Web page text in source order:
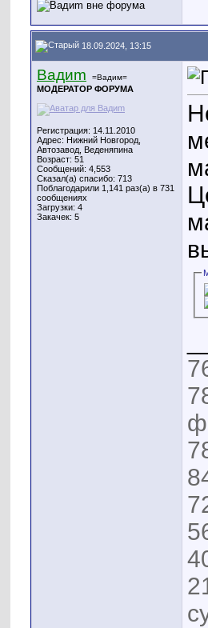
18.09.2024, 13:15
Вадиm =Вадим=
МОДЕРАТОР ФОРУМА
Регистрация: 14.11.2010
Адрес: Нижний Новгород,
Автозавод, Веденяпина
Возраст: 51
Сообщений: 4,553
Сказал(а) спасибо: 713
Поблагодарили 1,141 раз(а) в 731
сообщениях
Загрузки: 4
Закачек: 5